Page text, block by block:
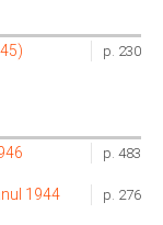
p. 230
p. 483
p. 276
1944